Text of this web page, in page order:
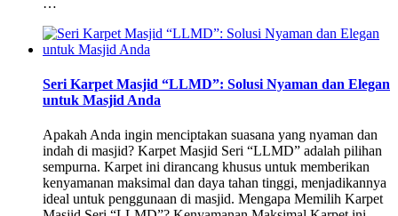
Seri Karpet Masjid “LLMD”: Solusi Nyaman dan Elegan
untuk Masjid Anda
Apakah Anda ingin menciptakan suasana yang nyaman dan
indah di masjid? Karpet Masjid Seri “LLMD” adalah pilihan
sempurna. Karpet ini dirancang khusus untuk memberikan
kenyamanan maksimal dan daya tahan tinggi, menjadikannya
ideal untuk penggunaan di masjid. Mengapa Memilih Karpet